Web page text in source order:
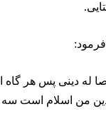
له دينى پس هر گاه
من اسلام است سه